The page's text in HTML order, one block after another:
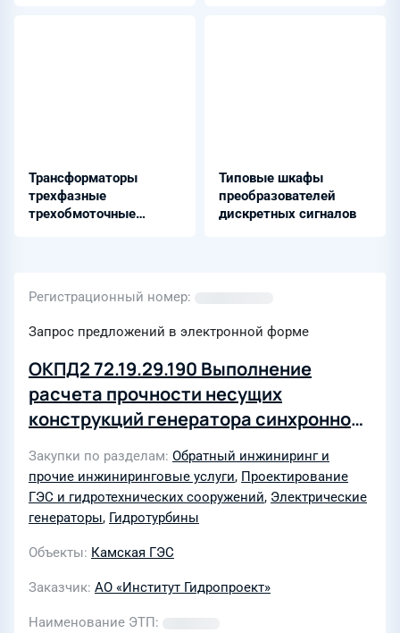
Трансформаторы
трехфазные
трехобмоточные
Типовые шкафы
преобразователей
дискретных сигналов
Регистрационный номер
Запрос предложений в электронной форме
ОКПД2 72.19.29.190 Выполнение
расчета прочности несущих
конструкций генератора синхронного
ВГС-700/100-48 к гидравлической
турбине вертикальной ст. 8 для нужд
филиала ПАО «РусГидро» - «Камской
ГЭС» (Лот 0117-ОСН ПРОД ДОХ-2026-
ГП)
Закупки по разделам Обратный инжиниринг и
прочие инжиниринговые услуги, Проектирование
ГЭС и гидротехнических сооружений, Электрические
генераторы, Гидротурбины
Объекты Камская ГЭС
Заказчик АО «Институт Гидропроект»
Наименование ЭТП